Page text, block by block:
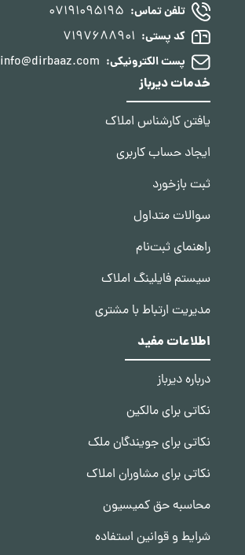
تلفن تماس: 07191095195
کد پستی: 7197688901
پست الکترونیکی: info@dirbaaz.com
خدمات دیرباز
یافتن کارشناس املاک
ایجاد حساب کاربری
ثبت بازخورد
سوالات متداول
راهنمای ثبت‌نام
سیستم فایلینگ املاک
مدیریت ارتباط با مشتری
اطلاعات مفید
درباره دیرباز
نکاتی برای مالکین
نکاتی برای جویندگان ملک
نکاتی برای مشاوران املاک
محاسبه حق کمیسیون
شرایط و قوانین استفاده